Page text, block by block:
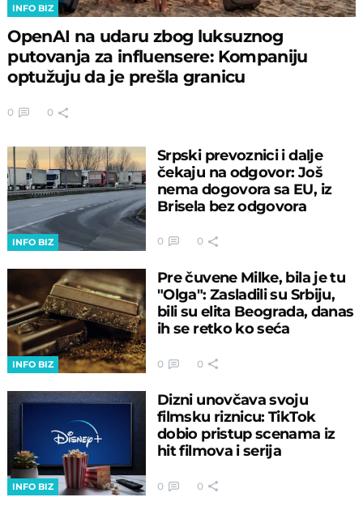
INFO BIZ
OpenAI na udaru zbog luksuznog
putovanja za influensere: Kompaniju
optužuju da je prešla granicu
0 0
INFO BIZ
Srpski prevoznici i dalje
čekaju na odgovor: Još
nema dogovora sa EU, iz
Brisela bez odgovora
0 0
INFO BIZ
Pre čuvene Milke, bila je tu
"Olga": Zasladili su Srbiju,
bili su elita Beograda, danas
ih se retko ko seća
0 0
INFO BIZ
Dizni unovčava svoju
filmsku riznicu: TikTok
dobio pristup scenama iz
hit filmova i serija
0 0